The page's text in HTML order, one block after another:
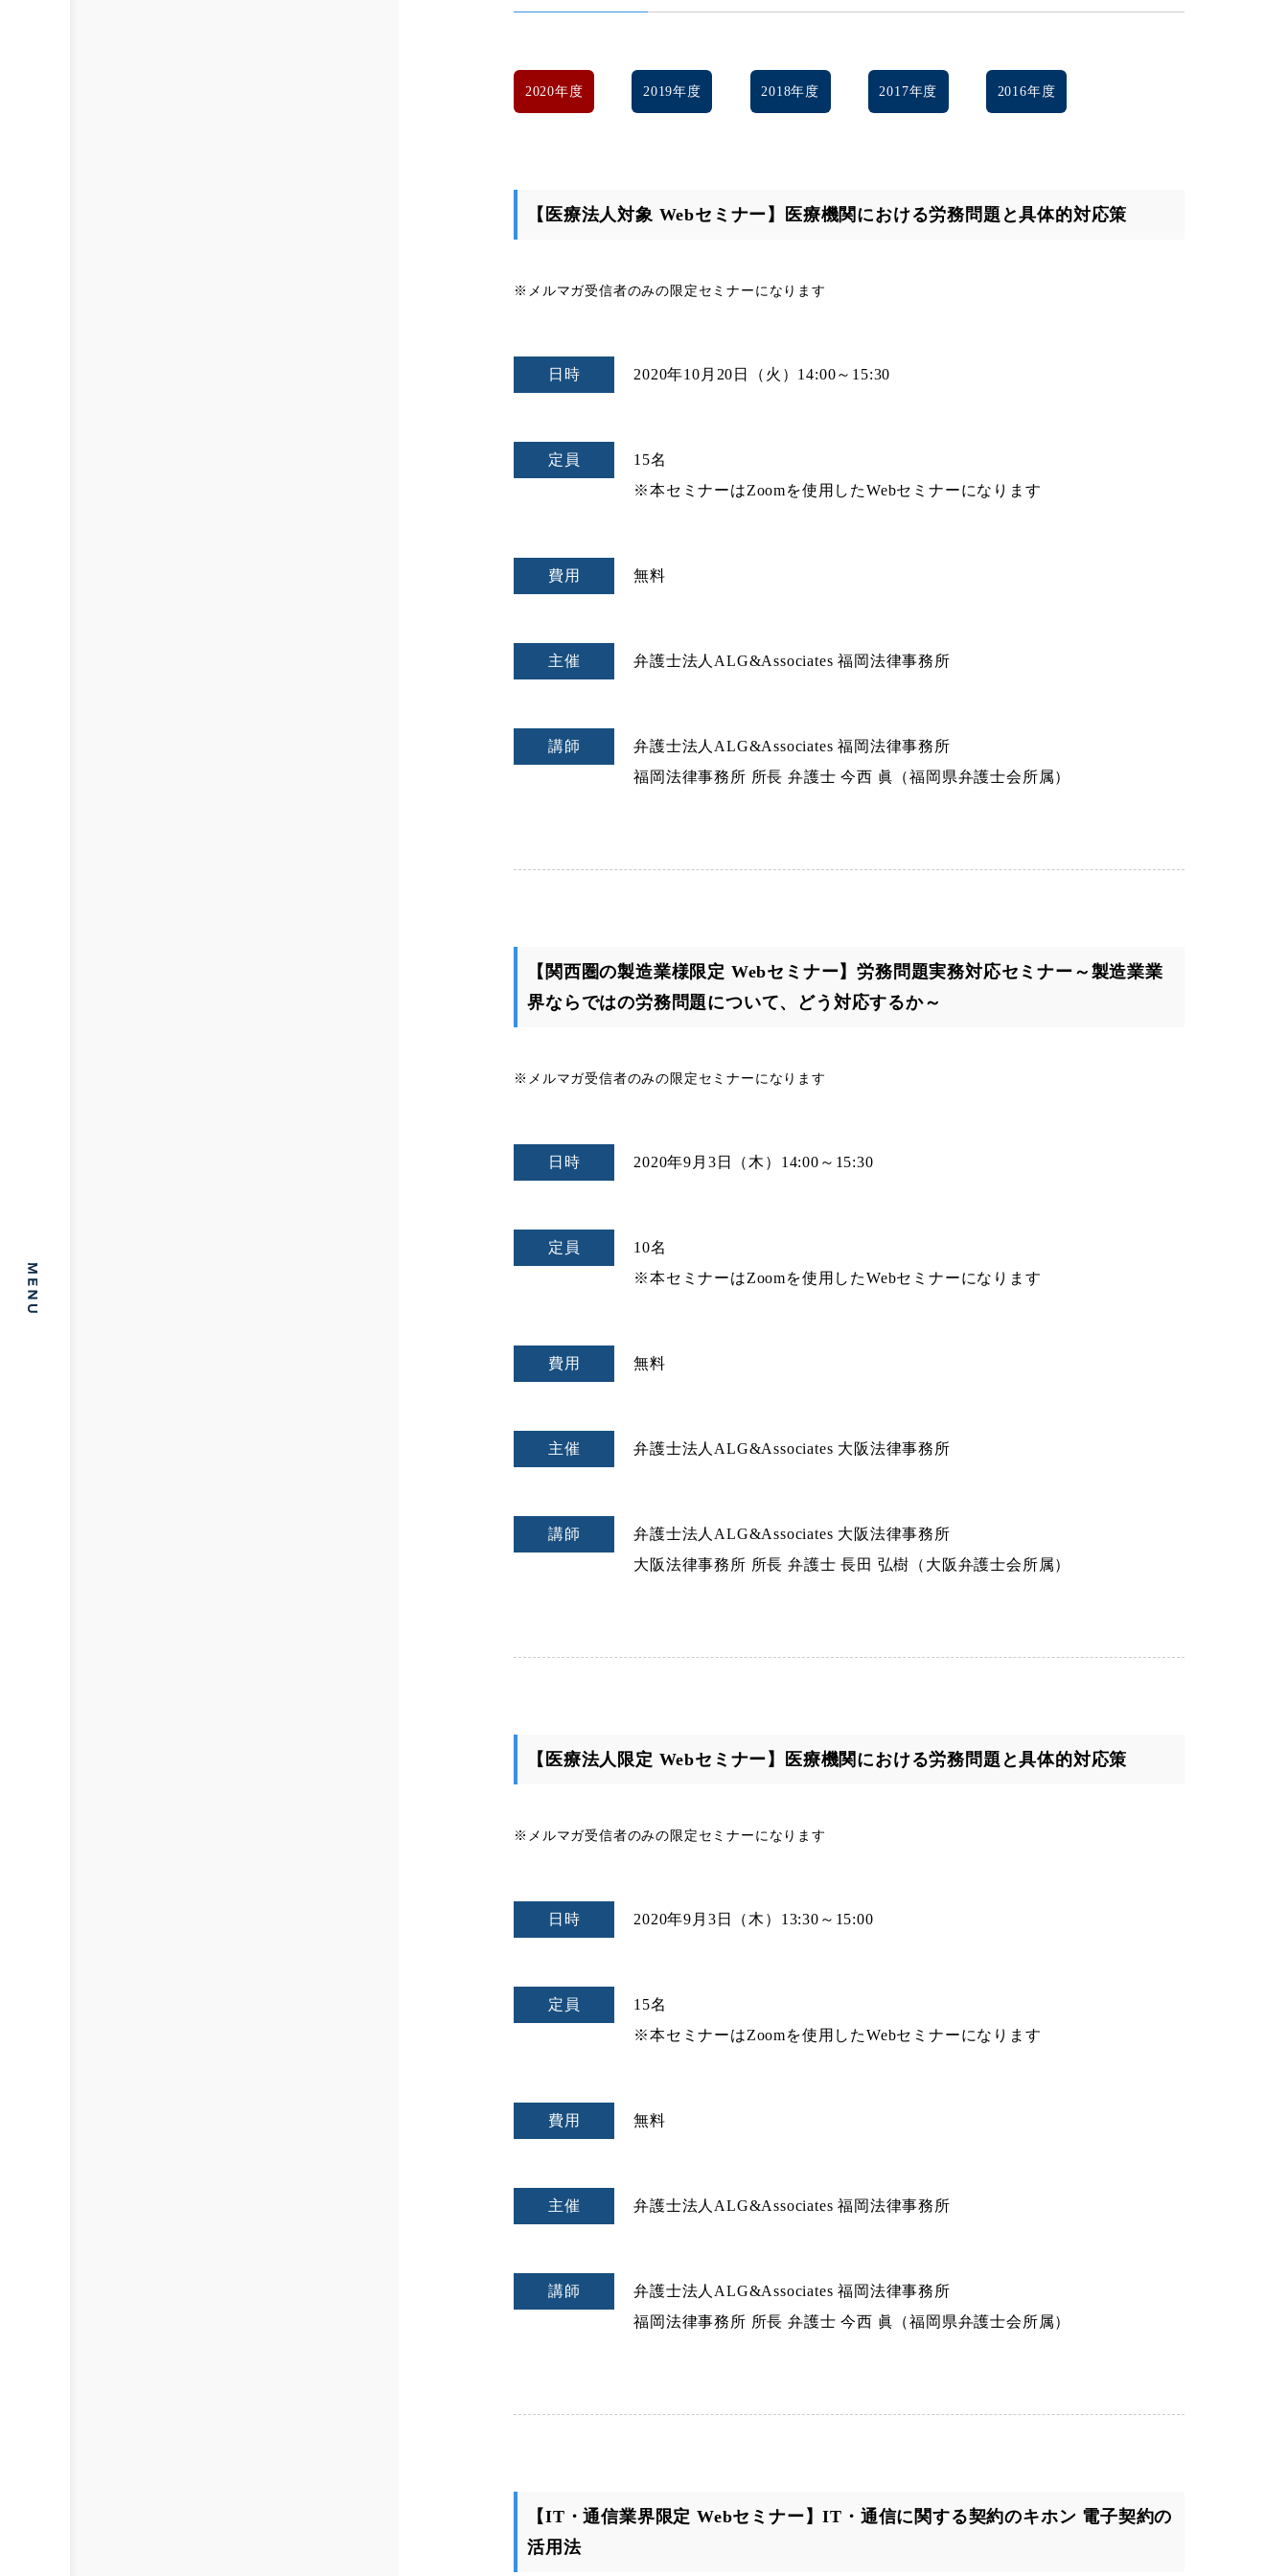
2020年度 2019年度 2018年度 2017年度 2016年度
【医療法人対象 Webセミナー】医療機関における労務問題と具体的対応策
※メルマガ受信者のみの限定セミナーになります
日時 2020年10月20日（火） 14:00～15:30
定員
15名
※本セミナーはZoomを使用したWebセミナーになります
費用 無料
主催 弁護士法人ALG&Associates 福岡法律事務所
講師
弁護士法人ALG&Associates 福岡法律事務所
福岡法律事務所 所長 弁護士 今西 眞（福岡県弁護士会所属）
【関西圏の製造業様限定 Webセミナー】労務問題実務対応セミナー～製造業業
界ならではの労務問題について、どう対応するか～
※メルマガ受信者のみの限定セミナーになります
日時 2020年9月3日（木） 14:00～15:30
定員
10名
※本セミナーはZoomを使用したWebセミナーになります
費用 無料
主催 弁護士法人ALG&Associates 大阪法律事務所
講師
弁護士法人ALG&Associates 大阪法律事務所
大阪法律事務所 所長 弁護士 長田 弘樹（大阪弁護士会所属）
【医療法人限定 Webセミナー】医療機関における労務問題と具体的対応策
※メルマガ受信者のみの限定セミナーになります
日時 2020年9月3日（木） 13:30～15:00
定員
15名
※本セミナーはZoomを使用したWebセミナーになります
費用 無料
主催 弁護士法人ALG&Associates 福岡法律事務所
講師
弁護士法人ALG&Associates 福岡法律事務所
福岡法律事務所 所長 弁護士 今西 眞（福岡県弁護士会所属）
【IT・通信業界限定 Webセミナー】IT・通信に関する契約のキホン 電子契約の
活用法